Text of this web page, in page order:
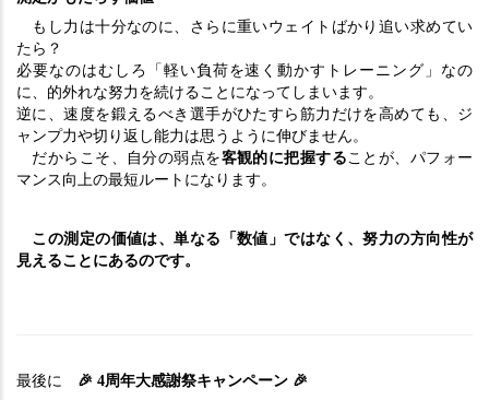
もし力は十分なのに、さらに重いウェイトばかり追い求めてい
たら？
必要なのはむしろ「軽い負荷を速く動かすトレーニング」なの
に、的外れな努力を続けることになってしまいます。
逆に、速度を鍛えるべき選手がひたすら筋力だけを高めても、ジ
ャンプ力や切り返し能力は思うように伸びません。
だからこそ、自分の弱点を客観的に把握することが、パフォー
マンス向上の最短ルートになります。
この測定の価値は、単なる「数値」ではなく、努力の方向性が
見えることにあるのです。
最後に 🎉 4周年大感謝祭キャンペーン 🎉